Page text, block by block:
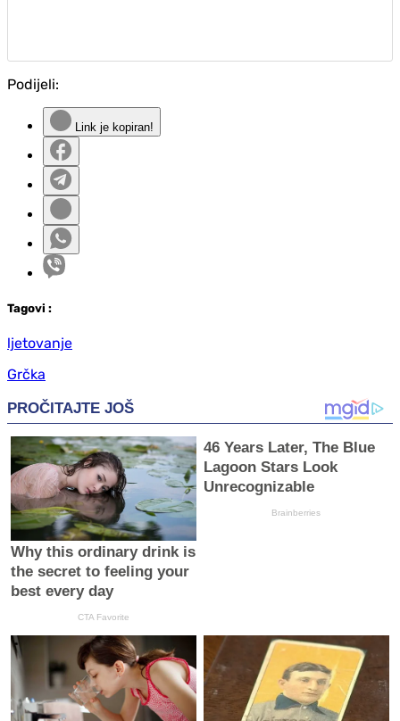
Podijeli:
Link je kopiran!
Tagovi :
ljetovanje
Grčka